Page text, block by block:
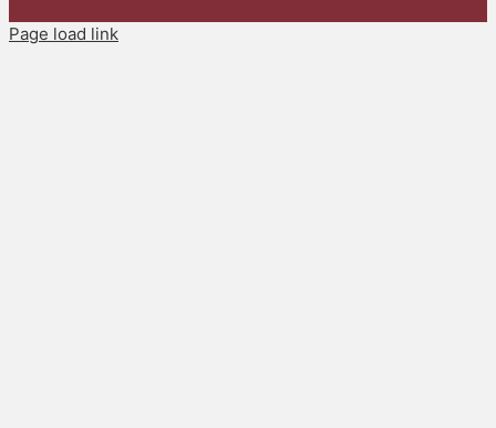
Page load link